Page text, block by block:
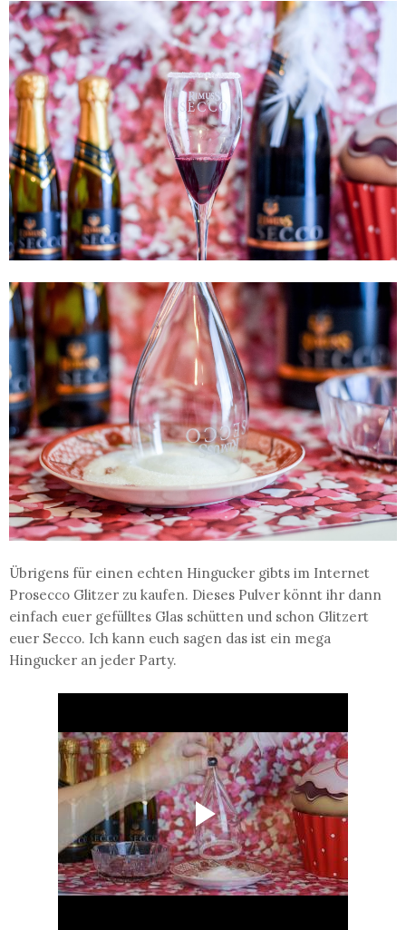
Übrigens für einen echten Hingucker gibts im Internet
Prosecco Glitzer zu kaufen. Dieses Pulver könnt ihr dann
einfach euer gefülltes Glas schütten und schon Glitzert
euer Secco. Ich kann euch sagen das ist ein mega
Hingucker an jeder Party.